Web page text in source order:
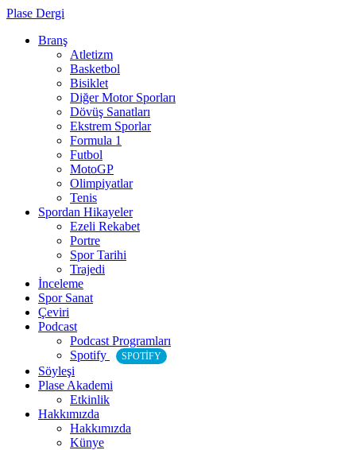
Plase Dergi
Branş
Atletizm
Basketbol
Bisiklet
Diğer Motor Sporları
Dövüş Sanatları
Ekstrem Sporlar
Formula 1
Futbol
MotoGP
Olimpiyatlar
Tenis
Spordan Hikayeler
Ezeli Rekabet
Portre
Spor Tarihi
Trajedi
İnceleme
Spor Sanat
Çeviri
Podcast
Podcast Programları
Spotify
SPOTIFY
Söyleşi
Plase Akademi
Etkinlik
Hakkımızda
Hakkımızda
Künye